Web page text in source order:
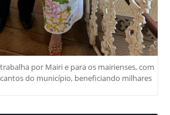
por Mairi e para os mairienses, com
do município, beneficiando milhares